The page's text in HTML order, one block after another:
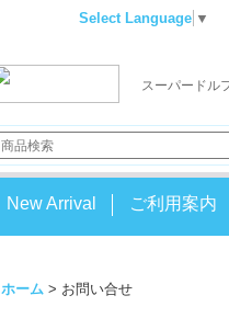
Select Language ▼
スーパードル
New Arrival ご利用案内
ホーム > お問い合せ